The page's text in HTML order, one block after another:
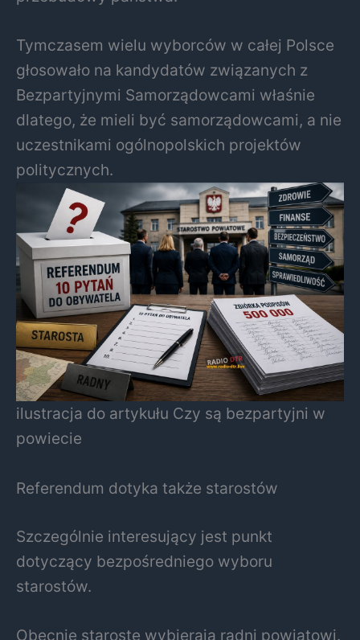
Tymczasem wielu wyborców w całej Polsce
głosowało na kandydatów związanych z
Bezpartyjnymi Samorządowcami właśnie
dlatego, że mieli być samorządowcami, a nie
uczestnikami ogólnopolskich projektów
politycznych.
ilustracja do artykułu Czy są bezpartyjni w
powiecie
Referendum dotyka także starostów
Szczególnie interesujący jest punkt
dotyczący bezpośredniego wyboru
starostów.
Obecnie starostę wybierają radni powiatowi.